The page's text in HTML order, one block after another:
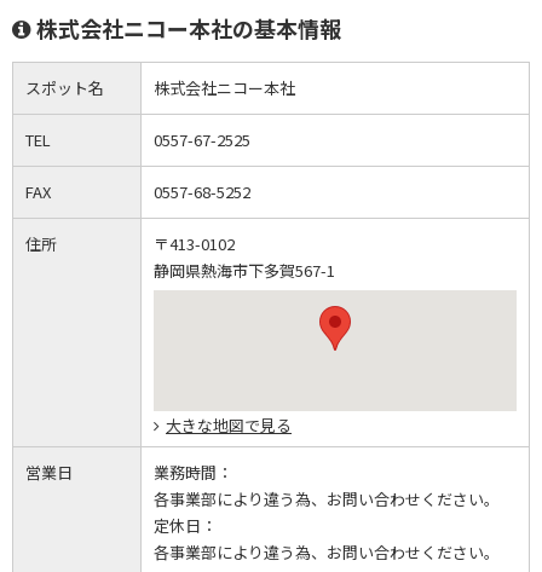
株式会社ニコー本社の基本情報
スポット名 株式会社ニコー本社
TEL 0557-67-2525
FAX 0557-68-5252
住所
〒413-0102
静岡県熱海市下多賀567-1
大きな地図で見る
営業日
業務時間：
各事業部により違う為、お問い合わせください。
定休日：
各事業部により違う為、お問い合わせください。